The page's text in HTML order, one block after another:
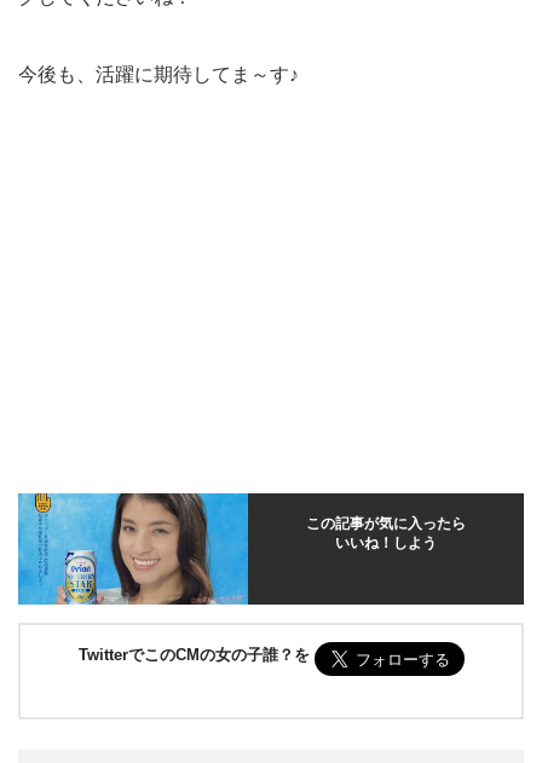
今後も、活躍に期待してま～す♪
この記事が気に入ったら
いいね！しよう
TwitterでこのCMの女の子誰？を